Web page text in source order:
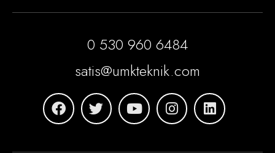
0 530 960 6484
satis@umkteknik.com